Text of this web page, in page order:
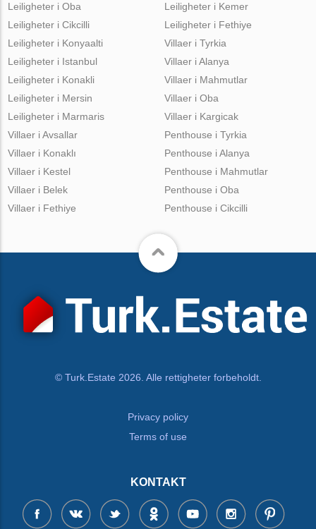
Leiligheter i Oba
Leiligheter i Cikcilli
Leiligheter i Kemer
Leiligheter i Fethiye
Leiligheter i Konyaalti
Leiligheter i Istanbul
Leiligheter i Konakli
Leiligheter i Mersin
Leiligheter i Marmaris
Villaer i Tyrkia
Villaer i Alanya
Villaer i Mahmutlar
Villaer i Oba
Villaer i Kargicak
Villaer i Avsallar
Villaer i Konaklı
Villaer i Kestel
Villaer i Belek
Villaer i Fethiye
Penthouse i Tyrkia
Penthouse i Alanya
Penthouse i Mahmutlar
Penthouse i Oba
Penthouse i Cikcilli
© Turk.Estate 2026. Alle rettigheter forbeholdt.
Privacy policy
Terms of use
KONTAKT